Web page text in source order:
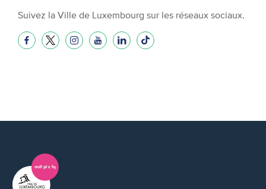
Suivez la Ville de Luxembourg sur les réseaux sociaux.